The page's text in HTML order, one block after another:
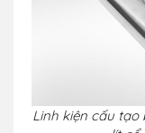
Linh kiện cấu tạo